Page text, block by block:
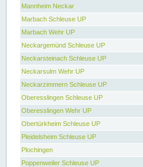
Mannheim Neckar
Marbach Schleuse UP
Marbach Wehr UP
Neckargemünd Schleuse UP
Neckarsteinach Schleuse UP
Neckarsulm Wehr UP
Neckarzimmern Schleuse UP
Oberesslingen Schleuse UP
Oberesslingen Wehr UP
Obertürkheim Schleuse UP
Pleidelsheim Schleuse UP
Plochingen
Poppenweiler Schleuse UP